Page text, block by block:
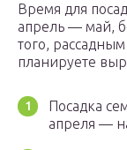
Время для
апрель — май,
того,
планируете
Посадка
апреля —